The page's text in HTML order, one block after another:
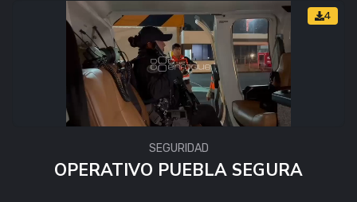
4
SEGURIDAD
OPERATIVO PUEBLA SEGURA